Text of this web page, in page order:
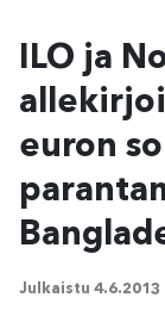
ILO ja
euron
Julkaistu 4.6.2013